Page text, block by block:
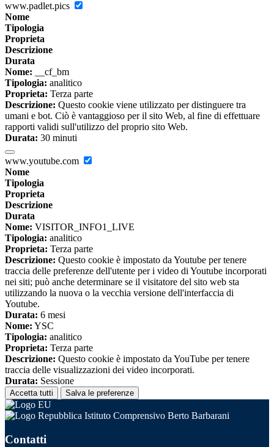
www.padlet.pics
Nome
Tipologia
Proprieta
Descrizione
Durata
Nome: __cf_bm
Tipologia: analitico
Proprieta: Terza parte
Descrizione: Questo cookie viene utilizzato per distinguere tra
umani e bot. Ciò è vantaggioso per il sito Web, al fine di effettuare
rapporti validi sull'utilizzo del proprio sito Web.
Durata: 30 minuti
www.youtube.com
Nome
Tipologia
Proprieta
Descrizione
Durata
Nome: VISITOR_INFO1_LIVE
Tipologia: analitico
Proprieta: Terza parte
Descrizione: Questo cookie è impostato da Youtube per tenere
traccia delle preferenze dell'utente per i video di Youtube incorporati
nei siti; può anche determinare se il visitatore del sito web sta
utilizzando la nuova o la vecchia versione dell'interfaccia di
Youtube.
Durata: 6 mesi
Nome: YSC
Tipologia: analitico
Proprieta: Terza parte
Descrizione: Questo cookie è impostato da YouTube per tenere
traccia delle visualizzazioni dei video incorporati.
Durata: Sessione
Accetta tutti Salva le preferenze
Istituto Comprensivo Berto Barbarani
Contatti